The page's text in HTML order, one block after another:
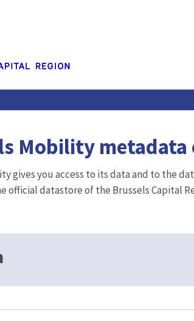
Mobility metadata
gives you access to its data and to the
official datastore of the Brussels Capital